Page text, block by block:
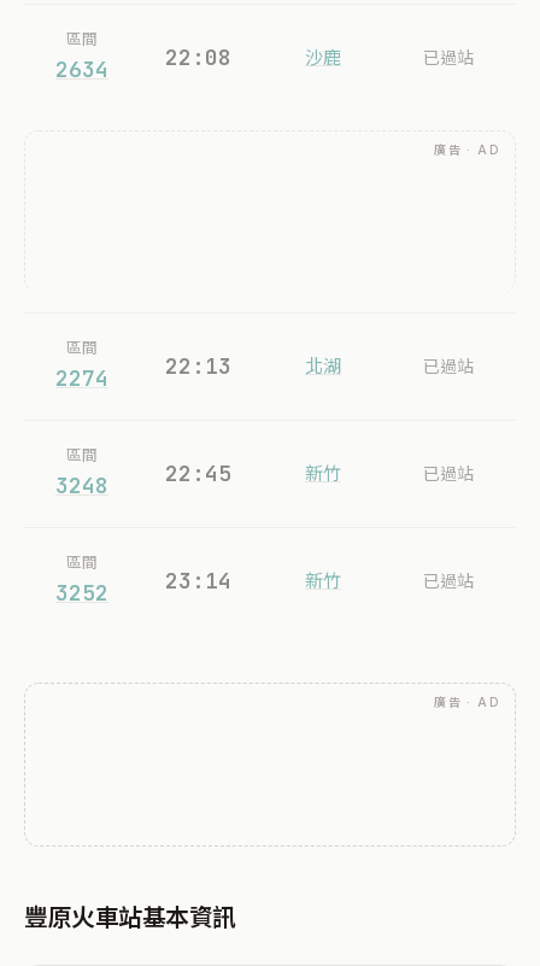
區間
2634 22:08 沙鹿 已過站
廣告 · AD
區間
2274 22:13 北湖 已過站
區間
3248 22:45 新竹 已過站
區間
3252 23:14 新竹 已過站
廣告 · AD
豐原火車站基本資訊